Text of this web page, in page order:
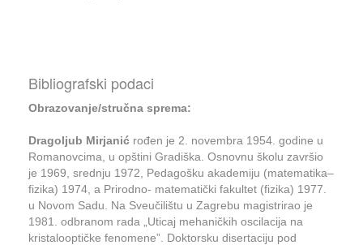
Bibliografski podaci
Obrazovanje/stručna sprema:
Dragoljub Mirjanić rođen je 2. novembra 1954. godine u
Romanovcima, u opštini Gradiška. Osnovnu školu završio
je 1969, srednju 1972, Pedagošku akademiju (matematika–
fizika) 1974, a Prirodno- matematički fakultet (fizika) 1977.
u Novom Sadu. Na Sveučilištu u Zagrebu magistrirao je
1981. odbranom rada „Uticaj mehaničkih oscilacija na
kristalooptičke fenomene”. Doktorsku disertaciju pod